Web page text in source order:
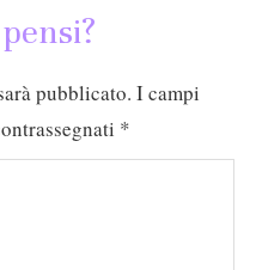
pubblicato. I campi
*